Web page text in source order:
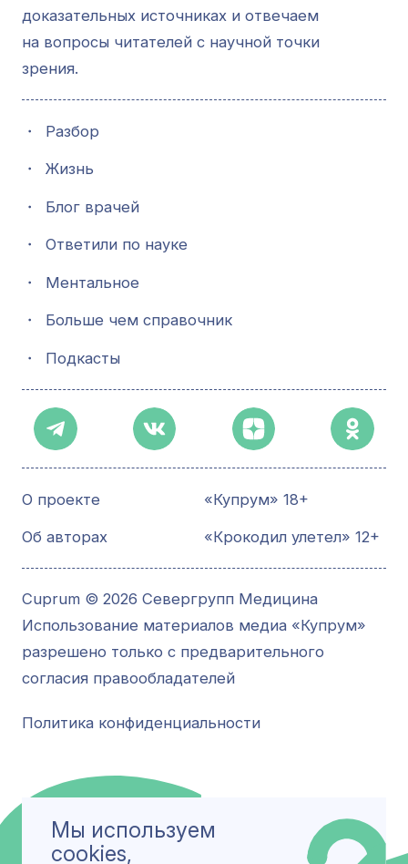
Мы используем
cookies,
доказательных источниках и отвечаем
на вопросы читателей с научной точки
зрения.
・ Разбор
・ Жизнь
・ Блог врачей
・ Ответили по науке
・ Ментальное
・ Больше чем справочник
・ Подкасты
О проекте
Об авторах
«Купрум» 18+
«Крокодил улетел» 12+
Cuprum © 2026 Севергрупп Медицина
Использование материалов медиа «Купрум»
разрешено только с предварительного
согласия правообладателей
Политика конфиденциальности